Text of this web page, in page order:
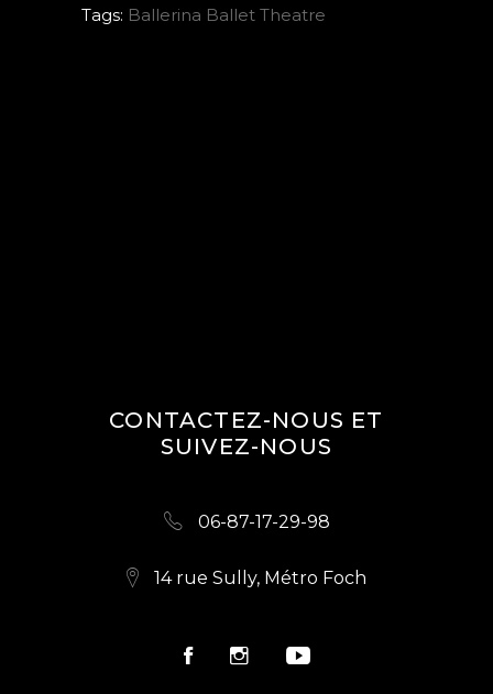
Tags: Ballerina Ballet Theatre
CONTACTEZ-NOUS ET
SUIVEZ-NOUS
06-87-17-29-98
14 rue Sully, Métro Foch